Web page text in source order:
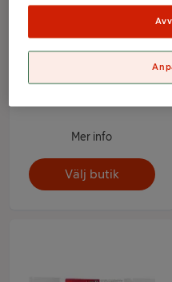
Ankbröst Fryst 200g ICA
Mer info
Välj butik